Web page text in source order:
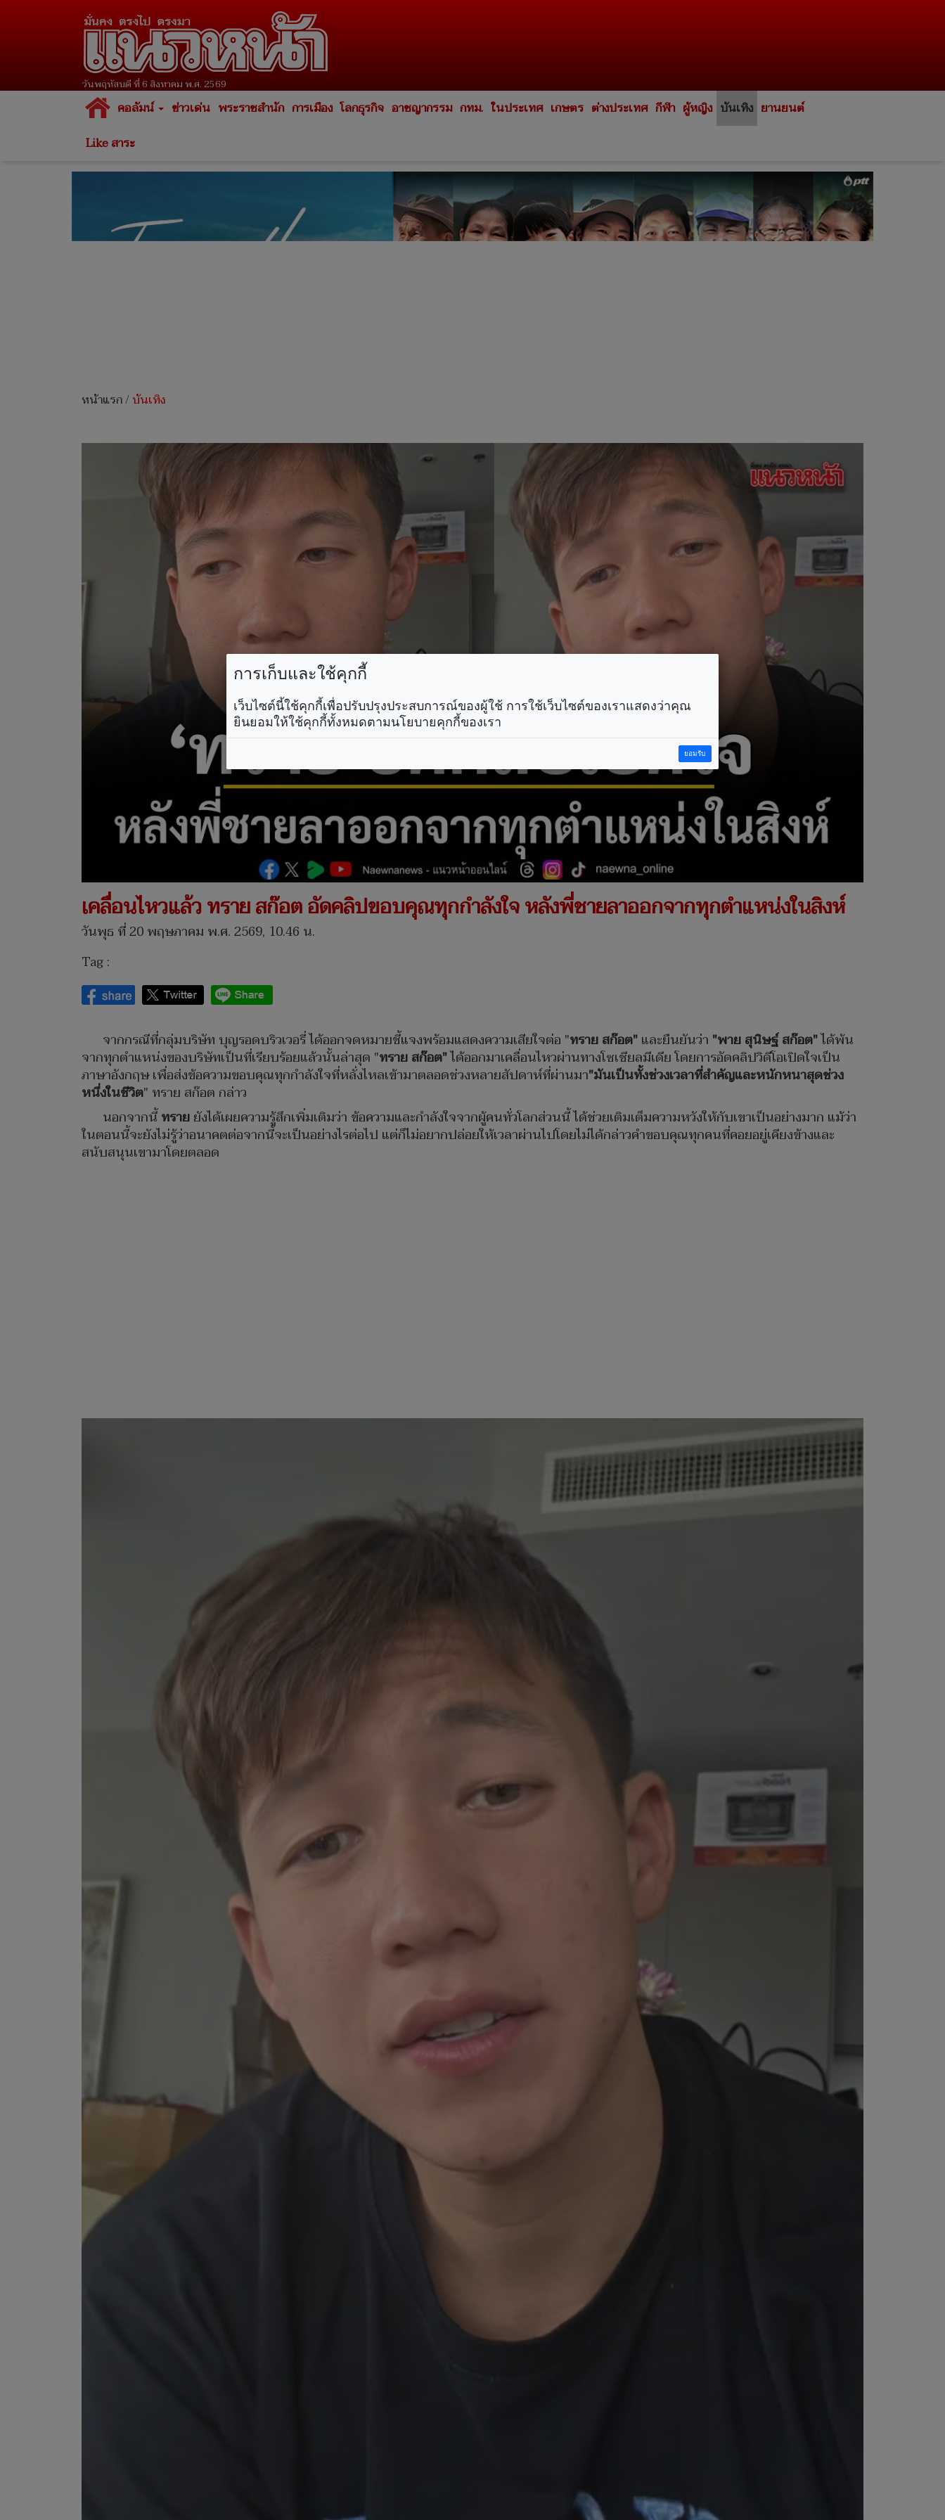
วันพฤหัสบดี ที่ 6 สิงหาคม พ.ศ. 2569
คอลัมน์ ข่าวเด่น พระราชสำนัก การเมือง โลกธุรกิจ อาชญากรรม กทม. ในประเทศ เกษตร ต่างประเทศ กีฬา ผู้หญิง บันเทิง ยานยนต์
Like สาระ
หน้าแรก/บันเทิง
เคลื่อนไหวแล้ว ทราย สก๊อต อัดคลิปขอบคุณทุกกำลังใจ หลังพี่ชายลาออกจากทุกตำแหน่งในสิงห์
วันพุธ ที่ 20 พฤษภาคม พ.ศ. 2569, 10.46 น.
Tag :
จากกรณีที่กลุ่มบริษัท บุญรอดบริวเวอรี่ ได้ออกจดหมายชี้แจงพร้อมแสดงความเสียใจต่อ "ทราย สก๊อต"และยืนยันว่า "พาย สุนิษฐ์ สก๊อต"ได้พ้น
จากทุกตำแหน่งของบริษัทเป็นที่เรียบร้อยแล้วนั้นล่าสุด "ทราย สก๊อต"ได้ออกมาเคลื่อนไหวผ่านทางโซเชียลมีเดีย โดยการอัดคลิปวิดีโอเปิดใจเป็น
ภาษาอังกฤษ เพื่อส่งข้อความขอบคุณทุกกำลังใจที่หลั่งไหลเข้ามาตลอดช่วงหลายสัปดาห์ที่ผ่านมา"มันเป็นทั้งช่วงเวลาที่สำคัญและหนักหนาสุดช่วง
หนึ่งในชีวิต" ทราย สก๊อต กล่าว
นอกจากนี้ทรายยังได้เผยความรู้สึกเพิ่มเติมว่า ข้อความและกำลังใจจากผู้คนทั่วโลกส่วนนี้ ได้ช่วยเติมเต็มความหวังให้กับเขาเป็นอย่างมาก แม้ว่า
ในตอนนี้จะยังไม่รู้ว่าอนาคตต่อจากนี้จะเป็นอย่างไรต่อไป แต่ก็ไม่อยากปล่อยให้เวลาผ่านไปโดยไม่ได้กล่าวคำขอบคุณทุกคนที่คอยอยู่เคียงข้างและ
สนับสนุนเขามาโดยตลอด
การเก็บและใช้คุกกี้
เว็บไซต์นี้ใช้คุกกี้เพื่อปรับปรุงประสบการณ์ของผู้ใช้ การใช้เว็บไซต์ของเราแสดงว่าคุณ
ยินยอมให้ใช้คุกกี้ทั้งหมดตามนโยบายคุกกี้ของเรา
ยอมรับ